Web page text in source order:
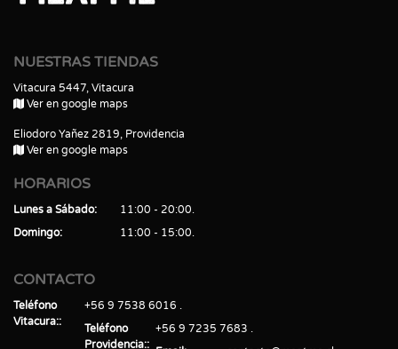
NUESTRAS TIENDAS
Vitacura 5447, Vitacura
Ver en google maps
Eliodoro Yañez 2819, Providencia
Ver en google maps
HORARIOS
Lunes a Sábado
11:00 - 20:00
Domingo
11:00 - 15:00
CONTACTO
Teléfono
Vitacura:
+56 9 7538 6016
Teléfono
Providencia:
+56 9 7235 7683